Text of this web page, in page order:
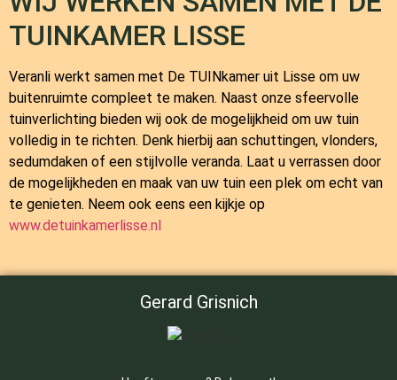
TUINKAMER LISSE
Veranli werkt samen met De TUINkamer uit Lisse om uw
buitenruimte compleet te maken. Naast onze sfeervolle
tuinverlichting bieden wij ook de mogelijkheid om uw tuin
volledig in te richten. Denk hierbij aan schuttingen, vlonders,
sedumdaken of een stijlvolle veranda. Laat u verrassen door
de mogelijkheden en maak van uw tuin een plek om echt van
te genieten. Neem ook eens een kijkje op
www.detuinkamerlisse.nl
Gerard Grisnich